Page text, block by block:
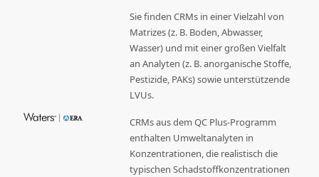
Sie finden CRMs in einer Vielzahl von
Matrizes (z. B. Boden, Abwasser,
Wasser) und mit einer großen Vielfalt
an Analyten (z. B. anorganische Stoffe,
Pestizide, PAKs) sowie unterstützende
LVUs.
CRMs aus dem QC Plus-Programm
enthalten Umweltanalyten in
Konzentrationen, die realistisch die
typischen Schadstoffkonzentrationen